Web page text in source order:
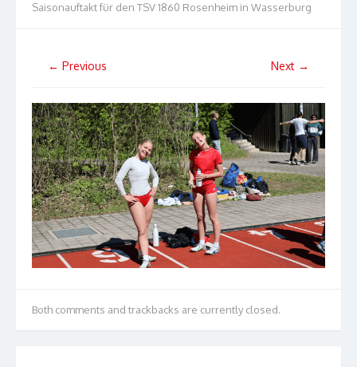
Saisonauftakt für den TSV 1860 Rosenheim in Wasserburg
← Previous Next →
Both comments and trackbacks are currently closed.